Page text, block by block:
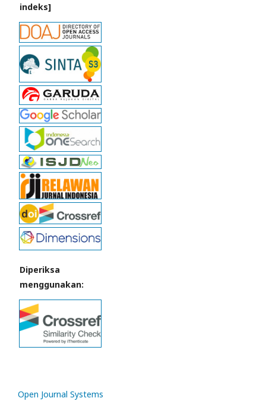
indeks]
Diperiksa
menggunakan:
Open Journal Systems